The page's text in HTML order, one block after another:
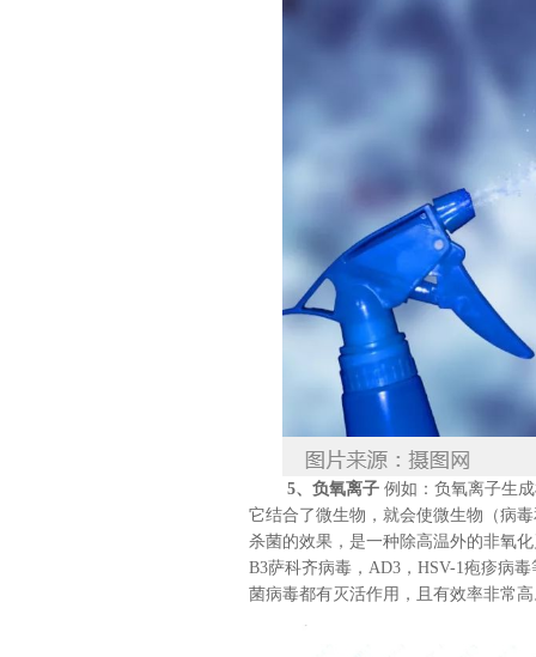
5、负氧离子 例如：负氧离子生
它结合了微生物，就会使微生物（病
杀菌的效果，是一种除高温外的非氧
B3萨科齐病毒，AD3，HSV-1疱疹病毒
菌病毒都有灭活作用，且有效率非常